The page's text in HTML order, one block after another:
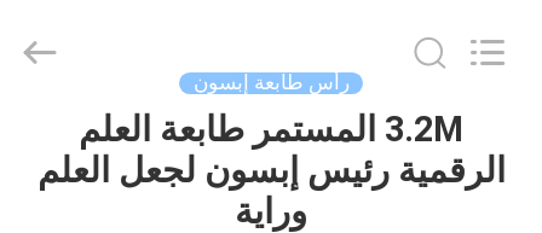
Supplier
رأس طابعة إبسون
3.2M المستمر طابعة العلم
الرقمية رئيس إبسون لجعل العلم
وراية